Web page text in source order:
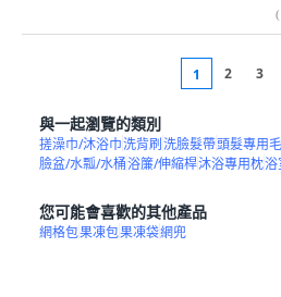
(
1 2 3
與一起瀏覽的類別
搓澡巾/沐浴巾洗背刷洗臉髮帶頭髮專用
臉盆/水瓢/水桶浴簾/伸縮桿沐浴專用枕浴
您可能會喜歡的其他產品
網格包果凍包果凍袋網兜